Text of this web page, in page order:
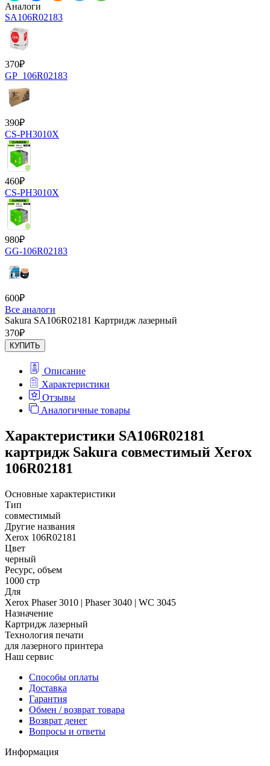
Аналоги
SA106R02183
370₽
GP_106R02183
390₽
CS-PH3010X
460₽
CS-PH3010X
980₽
GG-106R02183
600₽
Все аналоги
Sakura SA106R02181 Картридж лазерный
370₽
КУПИТЬ
Описание
Характеристики
Отзывы
Аналогичные товары
Характеристики SA106R02181
картридж Sakura совместимый Xerox
106R02181
Основные характеристики
Тип
совместимый
Другие названия
Xerox 106R02181
Цвет
черный
Ресурс, объем
1000 стр
Для
Xerox Phaser 3010 | Phaser 3040 | WC 3045
Назначение
Картридж лазерный
Технология печати
для лазерного принтера
Наш сервис
Способы оплаты
Доставка
Гарантия
Обмен / возврат товара
Возврат денег
Вопросы и ответы
Информация